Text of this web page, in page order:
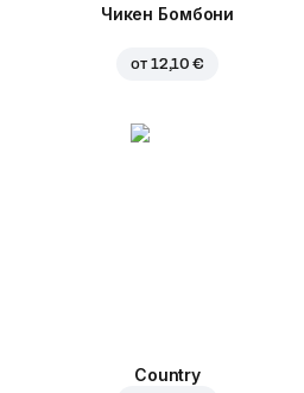
Чикен Бомбони
от 12,10 €
Country